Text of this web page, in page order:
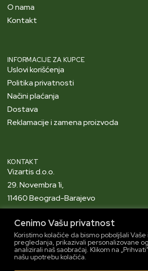
Cenimo Vašu privatnost
Koristimo kolačiće da bismo poboljšali
pregledanja, prikazivali personalizovane
analizirali naš saobraćaj. Klikom na
našu upotrebu kolačića.
O nama
Kontakt
INFORMACIJE ZA KUPCE
Uslovi korišćenja
Politika privatnosti
Načini plaćanja
Dostava
Reklamacije i zamena proizvoda
KONTAKT
Vizartis d.o.o.
29. Novembra 1i,
11460 Beograd-Barajevo
PIB: 101019512
info@foodbox.rs
064/9555559